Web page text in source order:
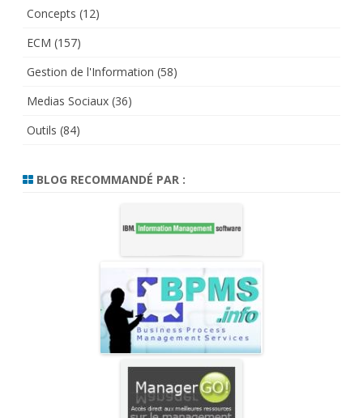
Concepts (12)
ECM (157)
Gestion de l'Information (58)
Medias Sociaux (36)
Outils (84)
BLOG RECOMMANDÉ PAR :